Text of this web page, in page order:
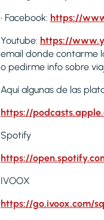
• Facebook: https://
Youtube: https://
email donde contarme
o pedirme info sobre
Aquí algunas de las
https://
Spotify
https://
IVOOX
https://go.ivoox.com/